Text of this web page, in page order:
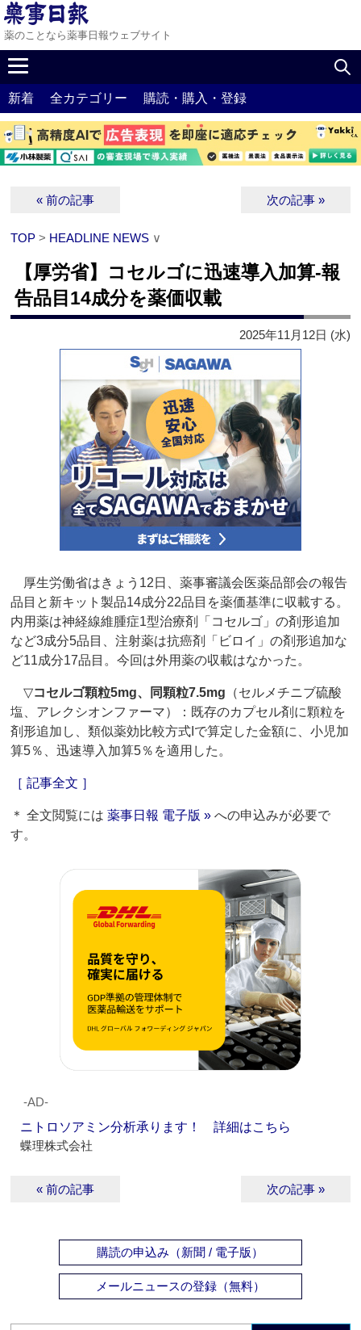
薬のことなら薬事日報ウェブサイト
新着 全カテゴリー 購読・購入・登録
« 前の記事 次の記事 »
TOP > HEADLINE NEWS ∨
【厚労省】コセルゴに迅速導入加算‐報
告品目14成分を薬価収載
2025年11月12日 (水)
厚生労働省はきょう12日、薬事審議会医薬品部会の報告
品目と新キット製品14成分22品目を薬価基準に収載する。
内用薬は神経線維腫症1型治療剤「コセルゴ」の剤形追加
など3成分5品目、注射薬は抗癌剤「ビロイ」の剤形追加な
ど11成分17品目。今回は外用薬の収載はなかった。
▽コセルゴ顆粒5mg、同顆粒7.5mg （セルメチニブ硫酸
塩、アレクシオンファーマ）：既存のカプセル剤に顆粒を
剤形追加し、類似薬効比較方式Iで算定した金額に、小児加
算5％、迅速導入加算5％を適用した。
［ 記事全文 ］
＊ 全文閲覧には薬事日報 電子版 » への申込みが必要で
す。
‐AD‐
ニトロソアミン分析承ります！ 詳細はこちら
蝶理株式会社
« 前の記事 次の記事 »
購読の申込み（新聞 / 電子版）
メールニュースの登録（無料）